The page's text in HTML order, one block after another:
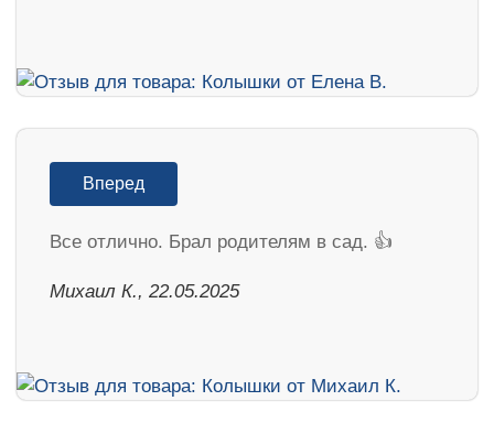
Вперед
Все отлично. Брал родителям в сад. 👍
Михаил К., 22.05.2025